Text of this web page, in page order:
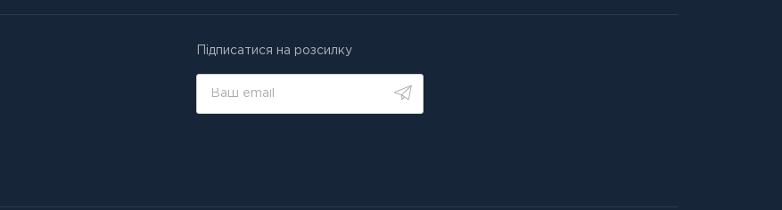
Підписатися на розсилку